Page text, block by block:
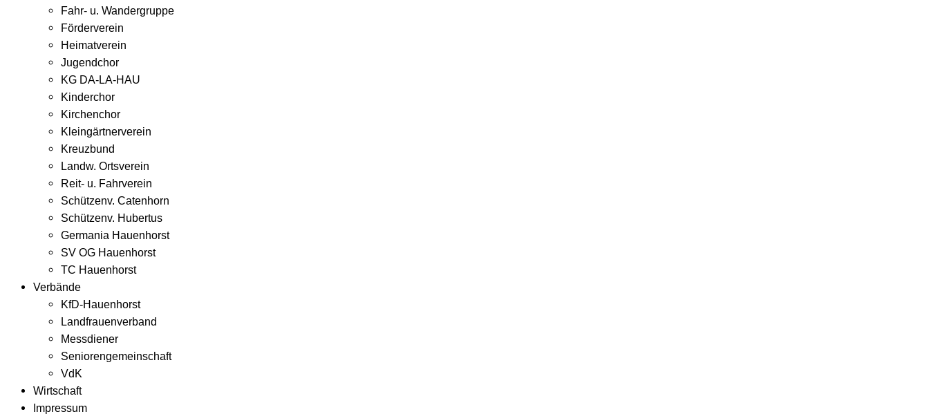
Fahr- u. Wandergruppe
Förderverein
Heimatverein
Jugendchor
KG DA-LA-HAU
Kinderchor
Kirchenchor
Kleingärtnerverein
Kreuzbund
Landw. Ortsverein
Reit- u. Fahrverein
Schützenv. Catenhorn
Schützenv. Hubertus
Germania Hauenhorst
SV OG Hauenhorst
TC Hauenhorst
Verbände
KfD-Hauenhorst
Landfrauenverband
Messdiener
Seniorengemeinschaft
VdK
Wirtschaft
Impressum